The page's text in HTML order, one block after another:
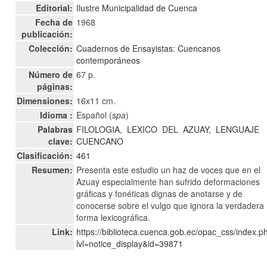
Editorial: Ilustre Municipalidad de Cuenca
Fecha de
publicación:
1968
Colección: Cuadernos de Ensayistas: Cuencanos
contemporáneos
Número de
páginas:
67 p.
Dimensiones: 16x11 cm.
Idioma : Español (spa)
Palabras
clave:
FILOLOGIA, LEXICO DEL AZUAY, LENGUAJE
CUENCANO
Clasificación: 461
Resumen: Presenta este estudio un haz de voces que en el
Azuay especialmente han sufrido deformaciones
gráficas y fonéticas dignas de anotarse y de
conocerse sobre el vulgo que ignora la verdadera
forma lexicográfica.
Link: https://biblioteca.cuenca.gob.ec/opac_css/
lvl=notice_display&id=39871